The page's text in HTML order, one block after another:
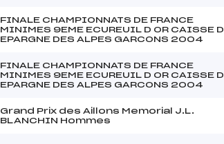
FINALE CHAMPIONNATS DE FRANCE
MINIMES 9EME ECUREUIL D OR CAISSE D
EPARGNE DES ALPES GARCONS 2004
FINALE CHAMPIONNATS DE FRANCE
MINIMES 9EME ECUREUIL D OR CAISSE D
EPARGNE DES ALPES GARCONS 2004
Grand Prix des Aillons Memorial J.L.
BLANCHIN Hommes